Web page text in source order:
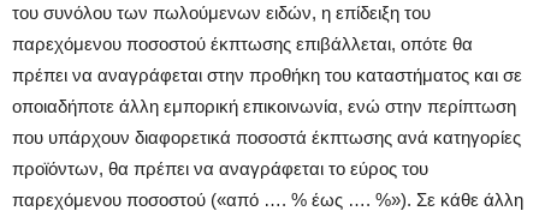
του συνόλου των πωλούμενων ειδών, η επίδειξη του
παρεχόμενου ποσοστού έκπτωσης επιβάλλεται, οπότε θα
πρέπει να αναγράφεται στην προθήκη του καταστήματος και σε
οποιαδήποτε άλλη εμπορική επικοινωνία, ενώ στην περίπτωση
που υπάρχουν διαφορετικά ποσοστά έκπτωσης ανά κατηγορίες
προϊόντων, θα πρέπει να αναγράφεται το εύρος του
παρεχόμενου ποσοστού («από …. % έως …. %»). Σε κάθε άλλη